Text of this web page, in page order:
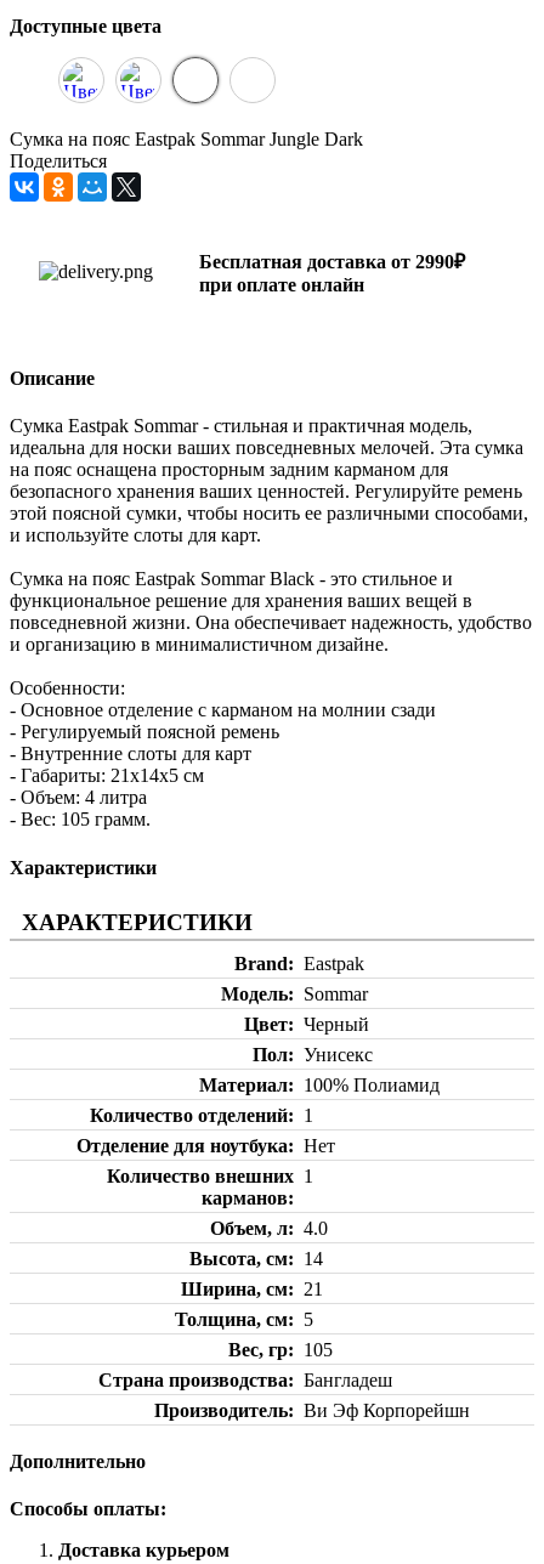
Доступные цвета
Сумка на пояс Eastpak Sommar Jungle Dark
Поделиться
Бесплатная доставка от 2990₽
при оплате онлайн
Описание
Сумка Eastpak Sommar - стильная и практичная модель,
идеальна для носки ваших повседневных мелочей. Эта сумка
на пояс оснащена просторным задним карманом для
безопасного хранения ваших ценностей. Регулируйте ремень
этой поясной сумки, чтобы носить ее различными способами,
и используйте слоты для карт.
Сумка на пояс Eastpak Sommar Black - это стильное и
функциональное решение для хранения ваших вещей в
повседневной жизни. Она обеспечивает надежность, удобство
и организацию в минималистичном дизайне.
Особенности:
- Основное отделение с карманом на молнии сзади
- Регулируемый поясной ремень
- Внутренние слоты для карт
- Габариты: 21х14х5 см
- Объем: 4 литра
- Вес: 105 грамм.
Характеристики
ХАРАКТЕРИСТИКИ
Brand
Eastpak
Модель
Sommar
Цвет
Черный
Пол
Унисекс
Материал
100% Полиамид
Количество отделений
1
Отделение для ноутбука
Нет
Количество внешних
карманов
1
Объем, л
4.0
Высота, см
14
Ширина, см
21
Толщина, см
5
Вес, гр
105
Страна производства
Бангладеш
Производитель
Ви Эф Корпорейшн
Дополнительно
Способы оплаты:
Доставка курьером